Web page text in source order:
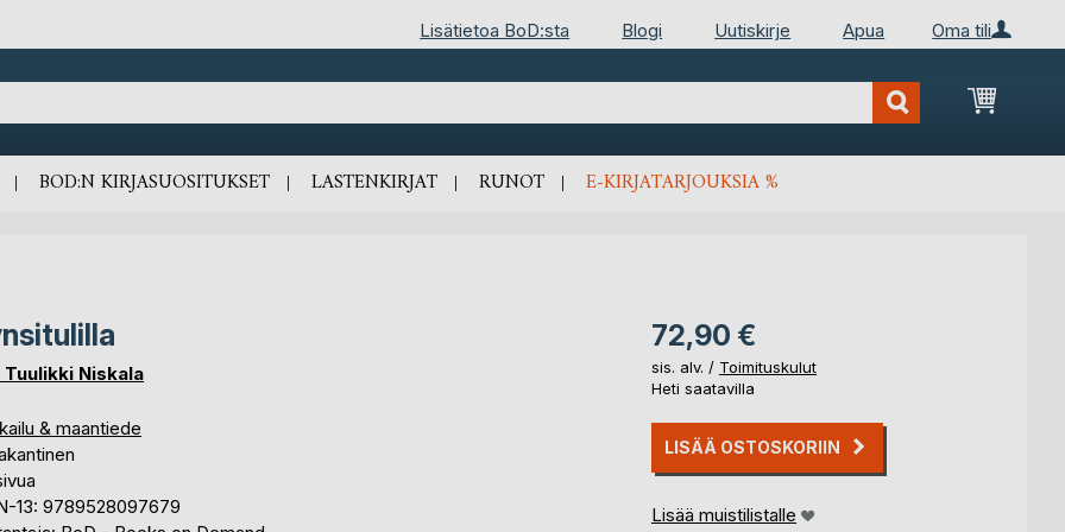
Oma tili
Lisätietoa BoD:sta Blogi Uutiskirje Apua
BOD:N KIRJASUOSITUKSET LASTENKIRJAT RUNOT E-KIRJATARJOUKSIA %
Tuulikki Niskala
& maantiede
13: 9789528097679
72,90 €
sis. alv. / Toimituskulut
Heti saatavilla
LISÄÄ OSTOSKORIIN
Lisää muistilistalle